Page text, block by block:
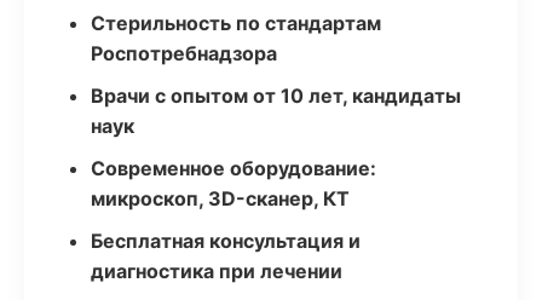
Стерильность по стандартам
Роспотребнадзора
Врачи с опытом от 10 лет, кандидаты
наук
Современное оборудование:
микроскоп, 3D-сканер, КТ
Бесплатная консультация и
диагностика при лечении